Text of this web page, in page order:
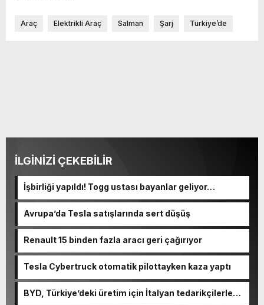
Araç Elektrikli Araç Salman Şarj Türkiye’de
İLGİNİZİ ÇEKEBİLİR
İşbirliği yapıldı! Togg ustası bayanlar geliyor…
Avrupa’da Tesla satışlarında sert düşüş
Renault 15 binden fazla aracı geri çağırıyor
Tesla Cybertruck otomatik pilottayken kaza yaptı
BYD, Türkiye’deki üretim için İtalyan tedarikçilerle